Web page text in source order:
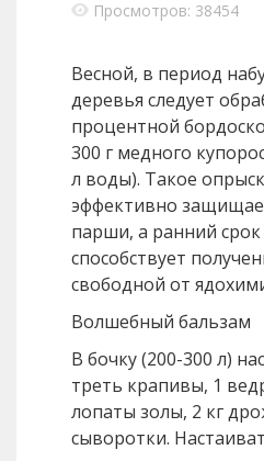
Просмотров: 38454
Весной, в период
деревья следует
процентной
300 г медного
л воды). Такое
эффективно
парши, а ранний
способствует
свободной от
Волшебный бальзам
В бочку (200-­300 л)
треть крапивы, 1
лопаты золы, 2 кг
сыворотки.